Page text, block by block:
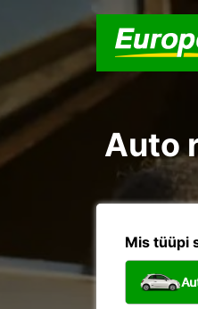
Auto
Mis tüüpi